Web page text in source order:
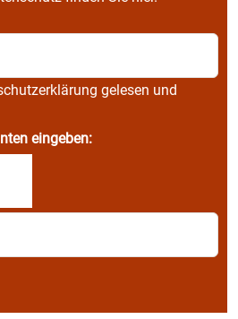
gelesen und
eingeben: